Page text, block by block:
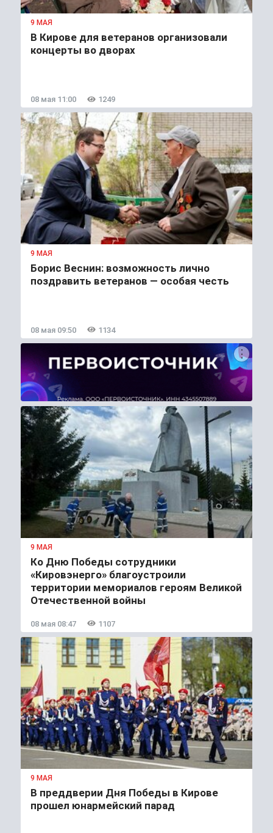
9 МАЯ
В Кирове для ветеранов организовали
концерты во дворах
08 мая 11:00 1249
9 МАЯ
Борис Веснин: возможность лично
поздравить ветеранов — особая честь
08 мая 09:50 1134
9 МАЯ
Ко Дню Победы сотрудники
«Кировэнерго» благоустроили
территории мемориалов героям Великой
Отечественной войны
08 мая 08:47 1107
9 МАЯ
В преддверии Дня Победы в Кирове
прошел юнармейский парад